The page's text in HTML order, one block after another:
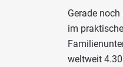
Gerade
im
weltweit